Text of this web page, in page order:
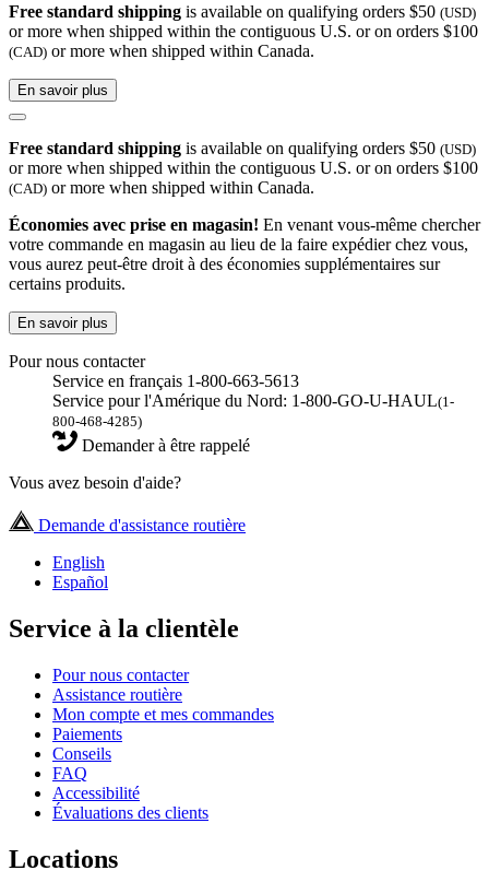
Free standard shipping is available on qualifying orders $50 (USD)
or more when shipped within the contiguous U.S. or on orders $100
(CAD) or more when shipped within Canada.
En savoir plus
Free standard shipping is available on qualifying orders $50 (USD)
or more when shipped within the contiguous U.S. or on orders $100
(CAD) or more when shipped within Canada.
Économies avec prise en magasin! En venant vous-même chercher
votre commande en magasin au lieu de la faire expédier chez vous,
vous aurez peut-être droit à des économies supplémentaires sur
certains produits.
En savoir plus
Pour nous contacter
Service en français 1-800-663-5613
Service pour l'Amérique du Nord: 1-800-GO-U-HAUL(1-
800-468-4285)
Demander à être rappelé
Vous avez besoin d'aide?
Demande d'assistance routière
English
Español
Service à la clientèle
Pour nous contacter
Assistance routière
Mon compte et mes commandes
Paiements
Conseils
FAQ
Accessibilité
Évaluations des clients
Locations